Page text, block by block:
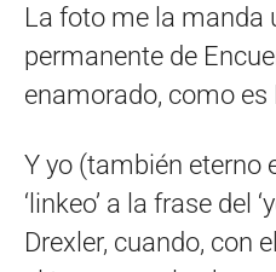
La foto me la manda
permanente de
enamorado, como es
Y yo (también eterno
‘linkeo’ a la frase del
Drexler, cuando, con